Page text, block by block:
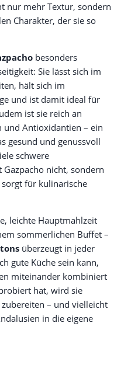
nur mehr Textur, sondern
Charakter, der sie so
besonders
Sie lässt sich im
hält sich im
und ist damit ideal für
ist sie reich an
und Antioxidantien – ein
gesund und genussvoll
schwere
nicht, sondern
für kulinarische
leichte Hauptmahlzeit
sommerlichen Buffet –
überzeugt in jeder
gute Küche sein kann,
miteinander kombiniert
hat, wird sie
– und vielleicht
in die eigene